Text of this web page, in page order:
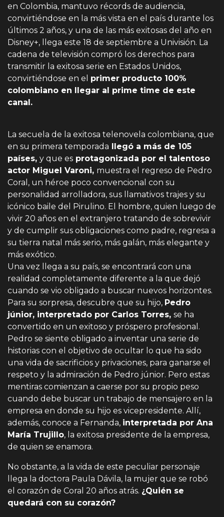
en Colombia, mantuvo récords de audiencia,
convirtiéndose en la más vista en el país durante los
últimos 2 años, y una de las más exitosas del año en
Disney+, llega este 18 de septiembre a Univisión. La
cadena de televisión compró los derechos para
transmitir la exitosa serie en Estados Unidos,
convirtiéndose en el primer producto 100%
colombiano en llegar al prime time de este
canal.
La secuela de la exitosa telenovela colombiana, que
en su primera temporada llegó a más de 105
países, y que es protagonizada por el talentoso
actor Miguel Varoni, muestra el regreso de Pedro
Coral, un héroe poco convencional con su
personalidad arrolladora, sus llamativos trajes y su
icónico baile del Pirulino. El hombre, quien luego de
vivir 20 años en el extranjero tratando de sobrevivir
y de cumplir sus obligaciones como padre, regresa a
su tierra natal más serio, más galán, más elegante y
más exótico.
Una vez llega a su país, se encontrará con una
realidad completamente diferente a la que dejó
cuando se vio obligado a buscar nuevos horizontes.
Para su sorpresa, descubre que su hijo, Pedro
júnior, interpretado por Carlos Torres, se ha
convertido en un exitoso y próspero profesional.
Pedro se siente obligado a inventar una serie de
historias con el objetivo de ocultar lo que ha sido
una vida de sacrificios y privaciones, para ganarse el
respeto y la admiración de Pedro júnior. Pero estas
mentiras comienzan a caerse por su propio peso
cuando debe buscar un trabajo de mensajero en la
empresa en donde su hijo es vicepresidente. Allí,
además, conoce a Fernanda, interpretada por Ana
María Trujillo, la exitosa presidente de la empresa,
de quien se enamora.
No obstante, a la vida de este peculiar personaje
llega la doctora Paula Dávila, la mujer que se robó
el corazón de Coral 20 años atrás. ¿Quién se
quedará con su corazón?